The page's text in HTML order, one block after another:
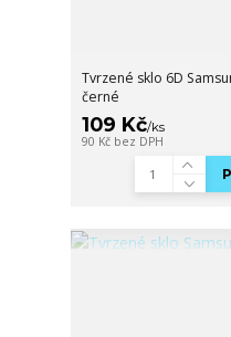
Tvrzené sklo 6D
černé
109 Kč/ks
90 Kč bez DPH